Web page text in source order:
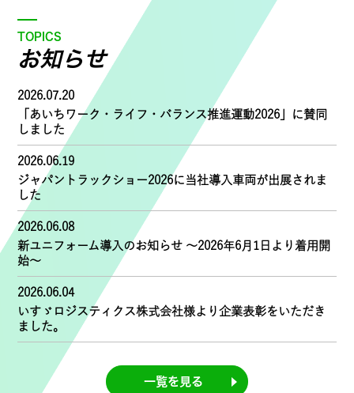
TOPICS
お知らせ
一覧を見る
2026.07.20
「あいちワーク・ライフ・バランス推進運動2026」に賛同
しました
2026.06.19
ジャパントラックショー2026に当社導入車両が出展されま
した
2026.06.08
新ユニフォーム導入のお知らせ ～2026年6月1日より着用開
始～
2026.06.04
いすゞロジスティクス株式会社様より企業表彰をいただき
ました。